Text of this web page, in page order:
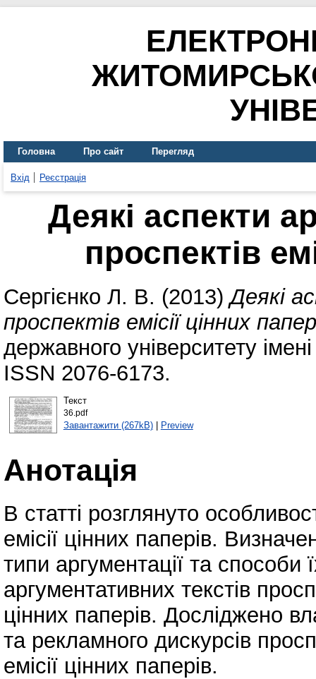
Головна Про сайт Перегляд
Вхід Реєстрація
Деякі аспекти
проспектів
Сергієнко Л. В. (2013)Деякі
проспектів емісії цінних
державного університету
ISSN 2076-6173.
Текст
36.pdf
Завантажити (267kB)| Preview
Анотація
В статті розглянуто
емісії цінних паперів.
типи аргументації та способи
аргументативних текстів
цінних паперів. Досліджено
та рекламного дискурсів
емісії цінних паперів.